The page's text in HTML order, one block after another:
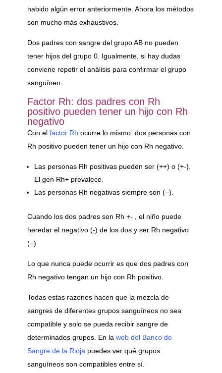
habido algún error anteriormente. Ahora los métodos
son mucho más exhaustivos.
Dos padres con sangre del grupo AB no pueden
tener hijos del grupo 0. Igualmente, si hay dudas
conviene repetir el análisis para confirmar el grupo
sanguíneo.
Factor Rh: dos padres con Rh
positivo pueden tener un hijo con Rh
negativo
Con el factor Rh ocurre lo mismo: dos personas con
Rh positivo pueden tener un hijo con Rh negativo.
Las personas Rh positivas pueden ser (++) o (+-).
El gen Rh+ prevalece.
Las personas Rh negativas siempre son (–).
Cuando los dos padres son Rh +- , el niño puede
heredar el negativo (-) de los dos y ser Rh negativo
(–)
Lo que nunca puede ocurrir es que dos padres con
Rh negativo tengan un hijo con Rh positivo.
Todas estas razones hacen que la mezcla de
sangres de diferentes grupos sanguíneos no sea
compatible y solo se pueda recibir sangre de
determinados grupos. En la web del Banco de
Sangre de la Rioja puedes ver qué grupos
sanguíneos son compatibles entre sí.